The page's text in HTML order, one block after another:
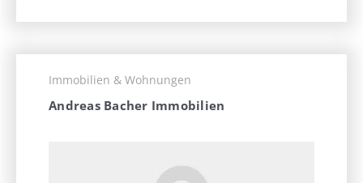
Immobilien & Wohnungen
Andreas Bacher Immobilien